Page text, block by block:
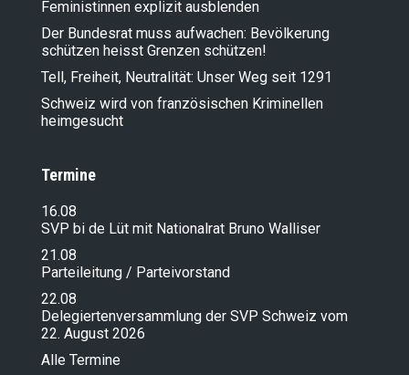
Feministinnen explizit ausblenden
Der Bundesrat muss aufwachen: Bevölkerung
schützen heisst Grenzen schützen!
Tell, Freiheit, Neutralität: Unser Weg seit 1291
Schweiz wird von französischen Kriminellen
heimgesucht
Termine
16.08
SVP bi de Lüt mit Nationalrat Bruno Walliser
21.08
Parteileitung / Parteivorstand
22.08
Delegiertenversammlung der SVP Schweiz vom
22. August 2026
Alle Termine